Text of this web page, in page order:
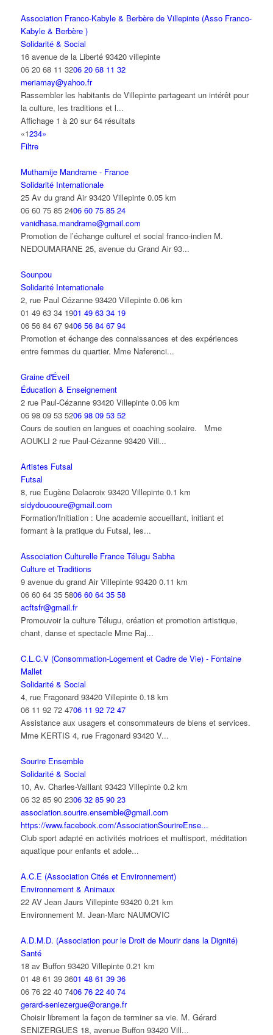
Association Franco-Kabyle & Berbère de Villepinte (Asso Franco-
Kabyle & Berbère )
Solidarité & Social
16 avenue de la Liberté 93420 villepinte
06 20 68 11 3206 20 68 11 32
meriamay@yahoo.fr
Rassembler les habitants de Villepinte partageant un intérêt pour
la culture, les traditions et l...
Affichage 1 à 20 sur 64 résultats
«1234»
Filtre
Muthamije Mandrame - France
Solidarité Internationale
25 Av du grand Air 93420 Villepinte 0.05 km
06 60 75 85 2406 60 75 85 24
vanidhasa.mandrame@gmail.com
Promotion de l’échange culturel et social franco-indien M.
NEDOUMARANE 25, avenue du Grand Air 93...
Sounpou
Solidarité Internationale
2, rue Paul Cézanne 93420 Villepinte 0.06 km
01 49 63 34 1901 49 63 34 19
06 56 84 67 9406 56 84 67 94
Promotion et échange des connaissances et des expériences
entre femmes du quartier. Mme Naferenci...
Graine d'Éveil
Éducation & Enseignement
2 rue Paul-Cézanne 93420 Villepinte 0.06 km
06 98 09 53 5206 98 09 53 52
Cours de soutien en langues et coaching scolaire. Mme
AOUKLI 2 rue Paul-Cézanne 93420 Vill...
Artistes Futsal
Futsal
8, rue Eugène Delacroix 93420 Villepinte 0.1 km
sidydoucoure@gmail.com
Formation/Initiation : Une academie accueillant, initiant et
formant à la pratique du Futsal, les...
Association Culturelle France Télugu Sabha
Culture et Traditions
9 avenue du grand Air Villepinte 93420 0.11 km
06 60 64 35 5806 60 64 35 58
acftsfr@gmail.fr
Promouvoir la culture Télugu, création et promotion artistique,
chant, danse et spectacle Mme Raj...
C.L.C.V (Consommation-Logement et Cadre de Vie) - Fontaine
Mallet
Solidarité & Social
4, rue Fragonard 93420 Villepinte 0.18 km
06 11 92 72 4706 11 92 72 47
Assistance aux usagers et consommateurs de biens et services.
Mme KERTIS 4, rue Fragonard 93420 V...
Sourire Ensemble
Solidarité & Social
10, Av. Charles-Vaillant 93423 Villepinte 0.2 km
06 32 85 90 2306 32 85 90 23
association.sourire.ensemble@gmail.com
https://www.facebook.com/AssociationSourireEnse...
Club sport adapté en activités motrices et multisport, méditation
aquatique pour enfants et adole...
A.C.E (Association Cités et Environnement)
Environnement & Animaux
22 AV Jean Jaurs Villepinte 93420 0.21 km
Environnement M. Jean-Marc NAUMOVIC
A.D.M.D. (Association pour le Droit de Mourir dans la Dignité)
Santé
18 av Buffon 93420 Villepinte 0.21 km
01 48 61 39 3601 48 61 39 36
06 76 22 40 7406 76 22 40 74
gerard-seniezergue@orange.fr
Choisir librement la façon de terminer sa vie. M. Gérard
SENIZERGUES 18, avenue Buffon 93420 Vill...